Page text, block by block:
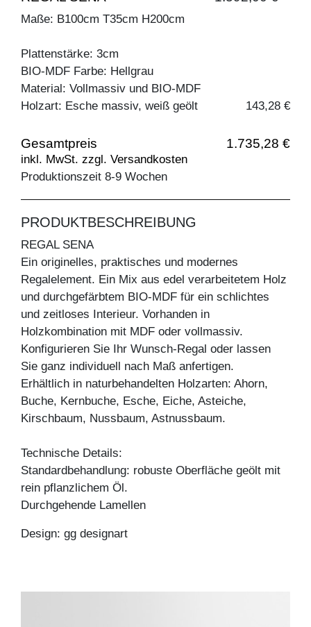
Maße: B100cm T35cm H200cm
Plattenstärke: 3cm
BIO-MDF Farbe: Hellgrau
Material: Vollmassiv und BIO-MDF
Holzart: Esche massiv, weiß geölt
143,28 €
Gesamtpreis 1.735,28 €
inkl. MwSt. zzgl. Versandkosten
Produktionszeit 8-9 Wochen
PRODUKTBESCHREIBUNG
REGAL SENA
Ein originelles, praktisches und modernes
Regalelement. Ein Mix aus edel verarbeitetem Holz
und durchgefärbtem BIO-MDF für ein schlichtes
und zeitloses Interieur. Vorhanden in
Holzkombination mit MDF oder vollmassiv.
Konfigurieren Sie Ihr Wunsch-Regal oder lassen
Sie ganz individuell nach Maß anfertigen.
Erhältlich in naturbehandelten Holzarten: Ahorn,
Buche, Kernbuche, Esche, Eiche, Asteiche,
Kirschbaum, Nussbaum, Astnussbaum.
Technische Details:
Standardbehandlung: robuste Oberfläche geölt mit
rein pflanzlichem Öl.
Durchgehende Lamellen
Design: gg designart